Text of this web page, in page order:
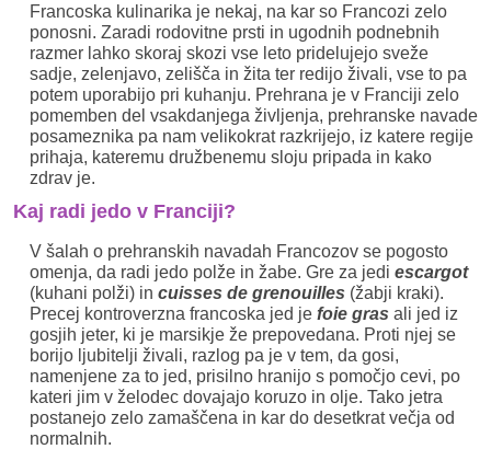
Francoska kulinarika je nekaj, na kar so Francozi zelo
ponosni. Zaradi rodovitne prsti in ugodnih podnebnih
razmer lahko skoraj skozi vse leto pridelujejo sveže
sadje, zelenjavo, zelišča in žita ter redijo živali, vse to pa
potem uporabijo pri kuhanju. Prehrana je v Franciji zelo
pomemben del vsakdanjega življenja, prehranske navade
posameznika pa nam velikokrat razkrijejo, iz katere regije
prihaja, kateremu družbenemu sloju pripada in kako
zdrav je.
Kaj radi jedo v Franciji?
V šalah o prehranskih navadah Francozov se pogosto
omenja, da radi jedo polže in žabe. Gre za jedi escargot
(kuhani polži) in cuisses de grenouilles (žabji kraki).
Precej kontroverzna francoska jed je foie gras ali jed iz
gosjih jeter, ki je marsikje že prepovedana. Proti njej se
borijo ljubitelji živali, razlog pa je v tem, da gosi,
namenjene za to jed, prisilno hranijo s pomočjo cevi, po
kateri jim v želodec dovajajo koruzo in olje. Tako jetra
postanejo zelo zamaščena in kar do desetkrat večja od
normalnih.